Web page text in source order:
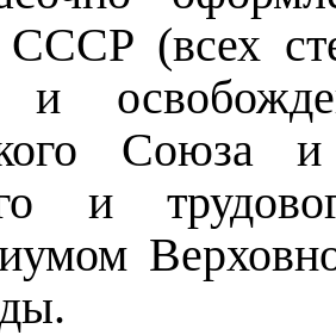
СССР (всех
и
Союза
и